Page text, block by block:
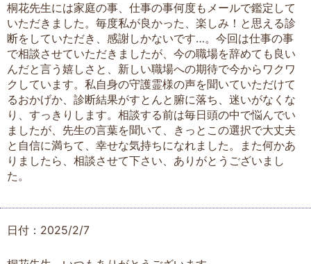
桐花先生には家庭の事、仕事の事何度もメールで鑑定して
いただきました。毎度私が良かった、楽しみ！と思える診
断をしていただき、感謝しかないです…。今回は仕事の事
で相談させていただきましたが、今の職場を辞めても良い
んだと言う嬉しさと、新しい職場への期待で今からワクワ
クしています。私自身の守護霊様の声を聞いていただけて
るおかげか、診断結果がすとんと腑に落ち、迷いがなくな
り、すっきりします。相談する前は毎日頭の中で悩んでい
ましたが、先生の言葉を聞いて、きっとこの選択で大丈夫
と自信に満ちて、幸せな気持ちになれました。また何かあ
りましたら、相談させて下さい、ありがとうございまし
た。
日付：2025/2/7